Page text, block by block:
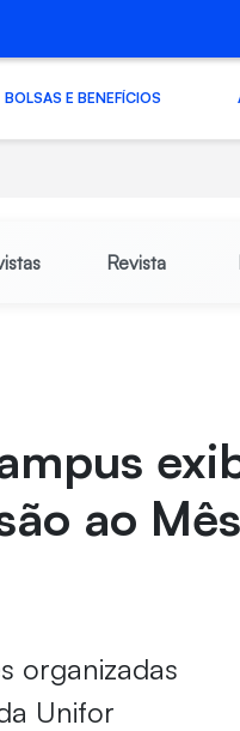
BOLSAS E BENEFÍCIOS
Revista
ao
organizadas
Unifor